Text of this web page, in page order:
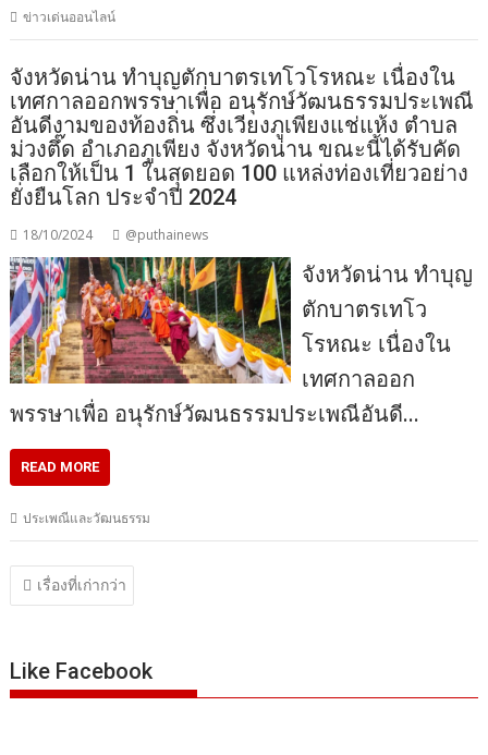
ข่าวเด่นออนไลน์
จังหวัดน่าน ทำบุญตักบาตรเทโวโรหณะ เนื่องใน
เทศกาลออกพรรษาเพื่อ อนุรักษ์วัฒนธรรมประเพณี
อันดีงามของท้องถิ่น ซึ่งเวียงภูเพียงแช่แห้ง ตำบล
ม่วงตึ๊ด อำเภอภูเพียง จังหวัดน่าน ขณะนี้ได้รับคัด
เลือกให้เป็น 1 ในสุดยอด 100 แหล่งท่องเที่ยวอย่าง
ยั่งยืนโลก ประจำปี 2024
18/10/2024 @puthainews
จังหวัดน่าน ทำบุญ
ตักบาตรเทโว
โรหณะ เนื่องใน
เทศกาลออก
พรรษาเพื่อ อนุรักษ์วัฒนธรรมประเพณีอันดี…
READ MORE
ประเพณีและวัฒนธรรม
แนะแนว
เรื่อง
เรื่องที่เก่ากว่า
Like Facebook